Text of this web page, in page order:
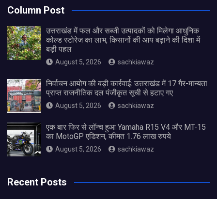
Column Post
उत्तराखंड में फल और सब्जी उत्पादकों को मिलेगा आधुनिक
कोल्ड स्टोरेज का लाभ, किसानों की आय बढ़ाने की दिशा में
बड़ी पहल
August 5, 2026 sachkiawaz
निर्वाचन आयोग की बड़ी कार्रवाई: उत्तराखंड में 17 गैर-मान्यता
प्राप्त राजनीतिक दल पंजीकृत सूची से हटाए गए
August 5, 2026 sachkiawaz
एक बार फिर से लॉन्च हुआ Yamaha R15 V4 और MT-15
का MotoGP एडिशन, कीमत 1.76 लाख रुपये
August 5, 2026 sachkiawaz
Recent Posts